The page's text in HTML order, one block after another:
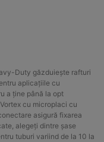
Duty găzduiește rafturi
aplicațiile cu
a ține până la opt
cu microplaci cu
asigură fixarea
alegeți dintre șase
tuburi variind de la 10 la